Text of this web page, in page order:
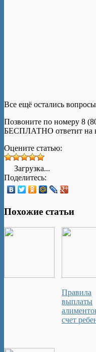
Все ещё остались
Позвоните по номеру 8
БЕСПЛАТНО ответит на
Оцените статью:
Загрузка...
Поделитесь:
Похожие статьи
Правила
выплаты
счет